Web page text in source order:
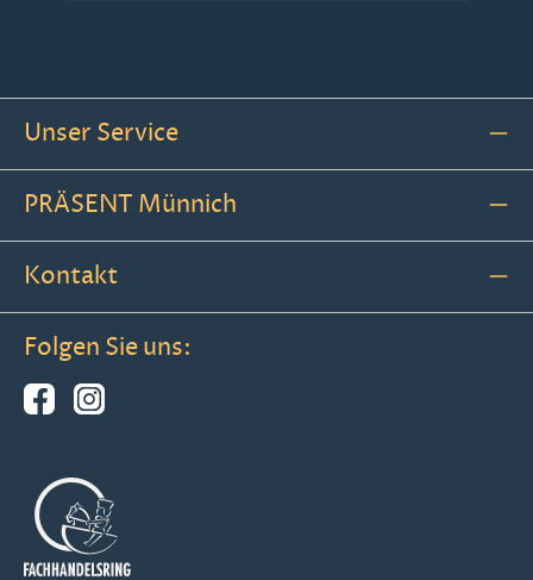
Unser Service
PRÄSENT Münnich
Kontakt
Folgen Sie uns: